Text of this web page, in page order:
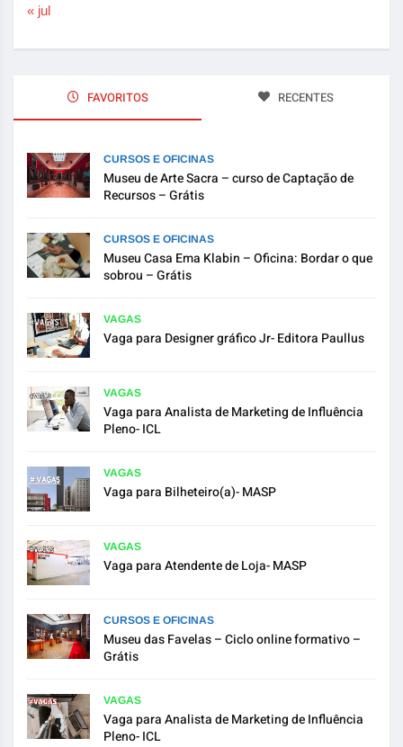
« jul
FAVORITOS RECENTES
CURSOS E OFICINAS
Museu de Arte Sacra – curso de Captação de
Recursos – Grátis
CURSOS E OFICINAS
Museu Casa Ema Klabin – Oficina: Bordar o que
sobrou – Grátis
VAGAS
Vaga para Designer gráfico Jr- Editora Paullus
VAGAS
Vaga para Analista de Marketing de Influência
Pleno- ICL
VAGAS
Vaga para Bilheteiro(a)- MASP
VAGAS
Vaga para Atendente de Loja- MASP
CURSOS E OFICINAS
Museu das Favelas – Ciclo online formativo –
Grátis
VAGAS
Vaga para Analista de Marketing de Influência
Pleno- ICL